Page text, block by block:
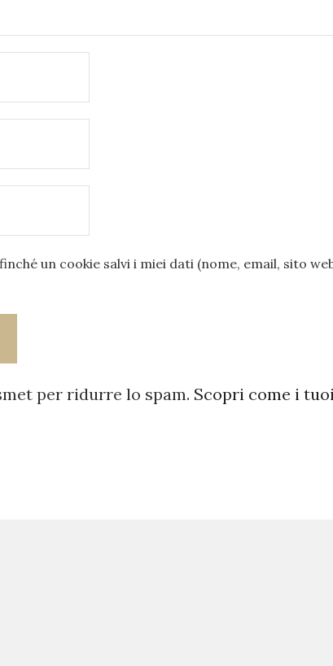
un cookie salvi i miei dati (nome, email, sito
per ridurre lo spam. Scopri come i